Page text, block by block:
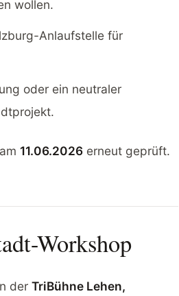
wollen.
Anlaufstelle für
oder ein neutraler
11.06.2026 erneut geprüft.
Workshop
der TriBühne Lehen,